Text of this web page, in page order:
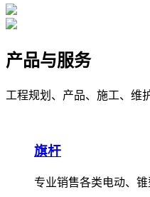
产品与服务
工程规划、产品、施工、维
旗杆
专业销售各类电动、